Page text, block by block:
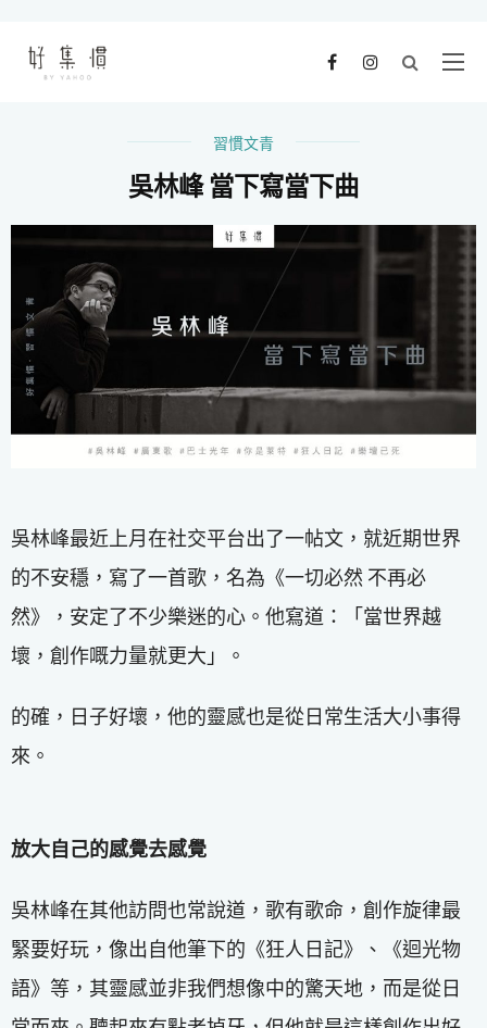
習慣文青
吳林峰 當下寫當下曲
吳林峰最近上月在社交平台出了一帖文，就近期世界
的不安穩，寫了一首歌，名為《一切必然 不再必
然》，安定了不少樂迷的心。他寫道：「當世界越
壞，創作嘅力量就更大」。
的確，日子好壞，他的靈感也是從日常生活大小事得
來。
放大自己的感覺去感覺
吳林峰在其他訪問也常說道，歌有歌命，創作旋律最
緊要好玩，像出自他筆下的《狂人日記》、《迴光物
語》等，其靈感並非我們想像中的驚天地，而是從日